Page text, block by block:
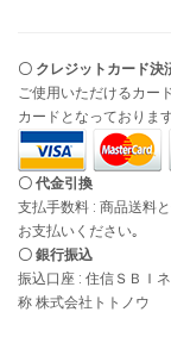
〇 クレジットカード決
ご使用いただけるカー
カードとなっておりま
〇 代金引換
支払手数料 : 商品送料
お支払いください｡
〇 銀行振込
振込口座 : 住信ＳＢＩ
称 株式会社トトノウ